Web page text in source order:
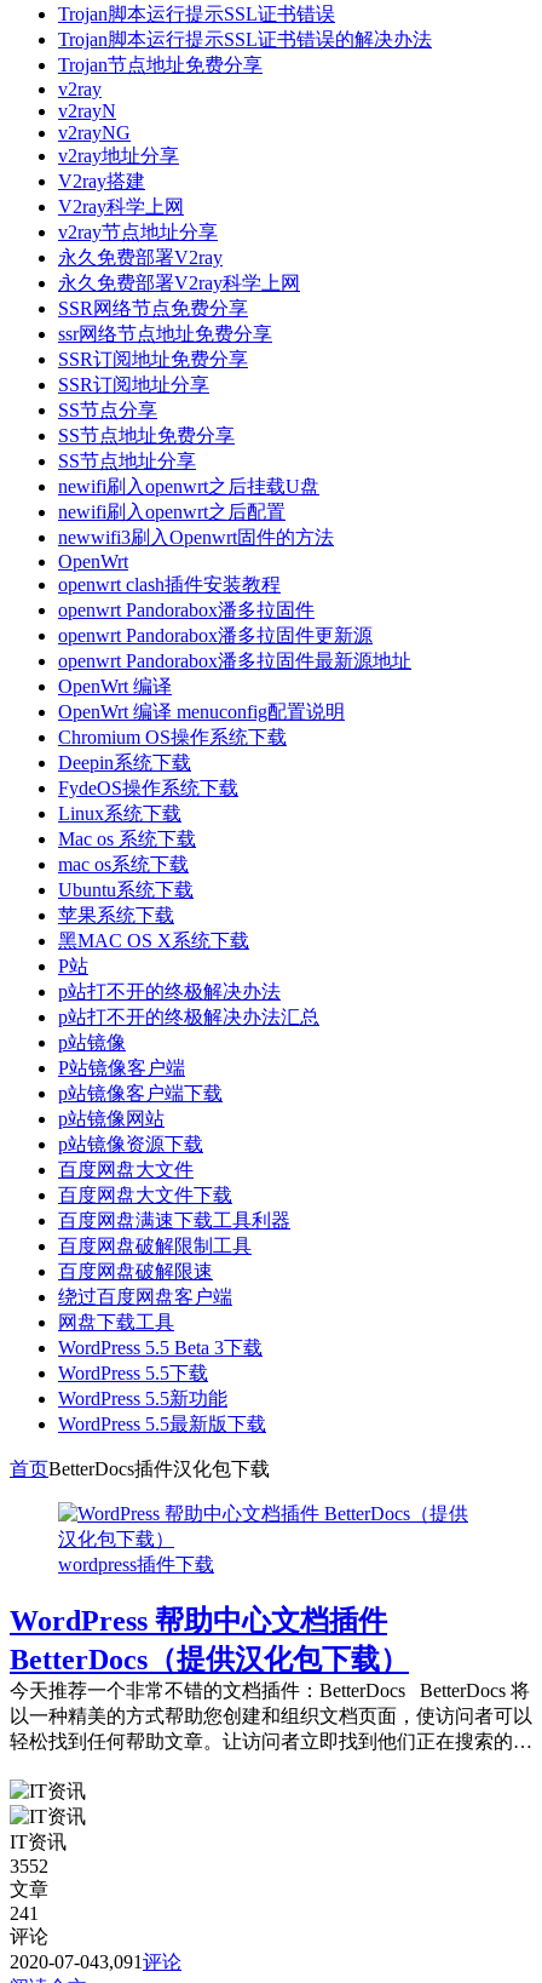
Trojan脚本运行提示SSL证书错误
Trojan脚本运行提示SSL证书错误的解决办法
Trojan节点地址免费分享
v2ray
v2rayN
v2rayNG
v2ray地址分享
V2ray搭建
V2ray科学上网
v2ray节点地址分享
永久免费部署V2ray
永久免费部署V2ray科学上网
SSR网络节点免费分享
ssr网络节点地址免费分享
SSR订阅地址免费分享
SSR订阅地址分享
SS节点分享
SS节点地址免费分享
SS节点地址分享
newifi刷入openwrt之后挂载U盘
newifi刷入openwrt之后配置
newwifi3刷入Openwrt固件的方法
OpenWrt
openwrt clash插件安装教程
openwrt Pandorabox潘多拉固件
openwrt Pandorabox潘多拉固件更新源
openwrt Pandorabox潘多拉固件最新源地址
OpenWrt 编译
OpenWrt 编译 menuconfig配置说明
Chromium OS操作系统下载
Deepin系统下载
FydeOS操作系统下载
Linux系统下载
Mac os 系统下载
mac os系统下载
Ubuntu系统下载
苹果系统下载
黑MAC OS X系统下载
P站
p站打不开的终极解决办法
p站打不开的终极解决办法汇总
p站镜像
P站镜像客户端
p站镜像客户端下载
p站镜像网站
p站镜像资源下载
百度网盘大文件
百度网盘大文件下载
百度网盘满速下载工具利器
百度网盘破解限制工具
百度网盘破解限速
绕过百度网盘客户端
网盘下载工具
WordPress 5.5 Beta 3下载
WordPress 5.5下载
WordPress 5.5新功能
WordPress 5.5最新版下载
首页BetterDocs插件汉化包下载
wordpress插件下载
WordPress 帮助中心文档插件
BetterDocs（提供汉化包下载）
今天推荐一个非常不错的文档插件：BetterDocs BetterDocs 将
以一种精美的方式帮助您创建和组织文档页面，使访问者可以
轻松找到任何帮助文章。让访问者立即找到他们正在搜索的
IT资讯
3552
文章
241
评论
2020-07-043,091评论